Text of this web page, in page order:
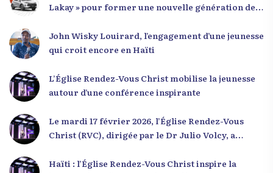
Lakay » pour former une nouvelle génération de
John Wisky Louirard, l’engagement d’une jeunesse
qui croit encore en Haïti
L’Église Rendez-Vous Christ mobilise la jeunesse
autour d’une conférence inspirante
Le mardi 17 février 2026, l’Église Rendez-Vous
Christ (RVC), dirigée par le Dr Julio Volcy, a
dans ses locaux à Delmas 75 pour une conférence
Haïti : l’Église Rendez-Vous Christ inspire la